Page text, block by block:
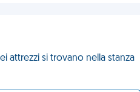
attrezzi si trovano nella stanza